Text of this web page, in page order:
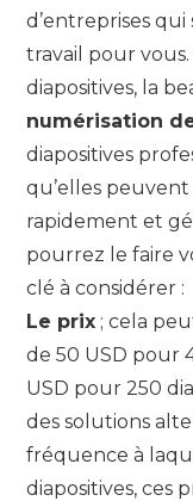
d’entreprises
travail pour
diapositives, la
numérisation
diapositives
qu’elles
rapidement et
pourrez le faire
clé à considérer :
Le prix ; cela
de 50 USD pour
USD pour 250
des solutions
fréquence à
diapositives, ces